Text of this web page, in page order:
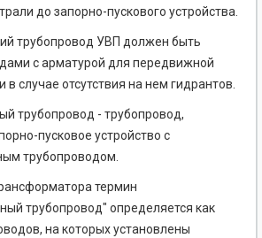
до запорно-пускового устройства.
трубопровод УВП должен быть
с арматурой для передвижной
в случае отсутствия на нем гидрантов.
трубопровод - трубопровод,
пусковое устройство с
трубопроводом.
термин
трубопровод" определяется как
на которых установлены